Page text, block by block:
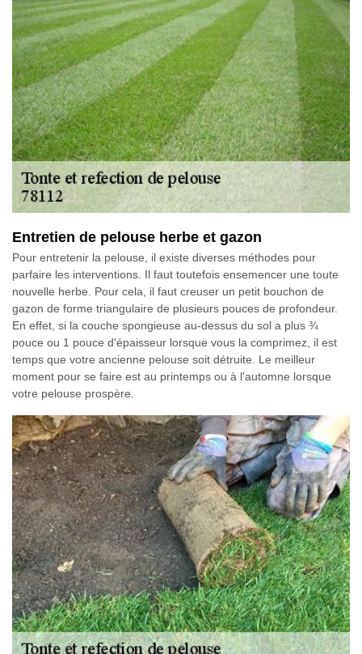
Entretien de pelouse herbe et gazon
Pour entretenir la pelouse, il existe diverses méthodes pour
parfaire les interventions. Il faut toutefois ensemencer une toute
nouvelle herbe. Pour cela, il faut creuser un petit bouchon de
gazon de forme triangulaire de plusieurs pouces de profondeur.
En effet, si la couche spongieuse au-dessus du sol a plus ¾
pouce ou 1 pouce d'épaisseur lorsque vous la comprimez, il est
temps que votre ancienne pelouse soit détruite. Le meilleur
moment pour se faire est au printemps ou à l'automne lorsque
votre pelouse prospère.